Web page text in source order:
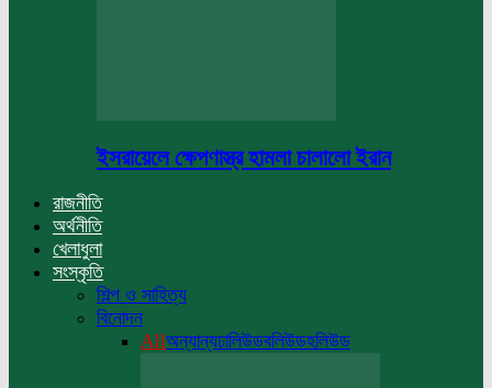
ইসরায়েলে ক্ষেপণাস্ত্র হামলা চালালো ইরান
রাজনীতি
অর্থনীতি
খেলাধুলা
সংস্কৃতি
শিল্প ও সাহিত্য
বিনোদন
Allঅন্যান্যঢালিউডবলিউডহলিউড